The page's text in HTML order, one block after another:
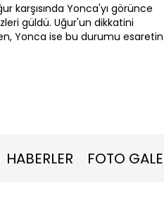
karşısında Yonca'yı görünce
güldü. Uğur'un dikkatini
Yonca ise bu durumu esaretin
HABERLER FOTO